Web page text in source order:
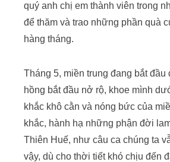
quý anh chị em thành viên trong
để thăm và trao những phần quà
hàng tháng.
Tháng 5, miền trung đang bắt
hồng bắt đầu nở rộ, khoe mình
khắc khô cằn và nóng bức của
khắc, hành hạ những phận đời
Thiên Huế, như câu ca chúng ta
vậy, dù cho thời tiết khó chịu đến